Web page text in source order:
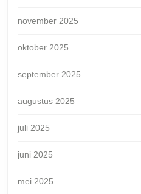
november 2025
oktober 2025
september 2025
augustus 2025
juli 2025
juni 2025
mei 2025